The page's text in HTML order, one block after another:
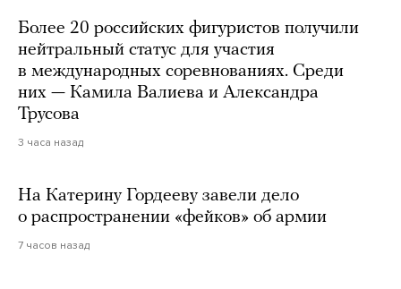
Более 20 российских фигуристов получили
нейтральный статус для участия
в международных соревнованиях. Среди
них — Камила Валиева и Александра
Трусова
3 часа назад
На Катерину Гордееву завели дело
о распространении «фейков» об армии
7 часов назад